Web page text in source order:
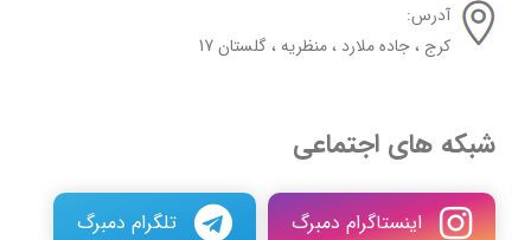
آدرس:
کرج ، جاده ملارد ، منظریه ، گلستان 17
شبکه های اجتماعی
اینستاگرام دمبرگ تلگرام دمبرگ